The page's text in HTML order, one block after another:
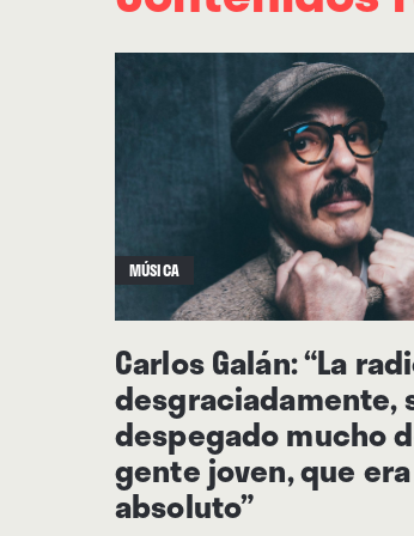
MÚSICA
Carlos Galán: “La
desgraciadamente,
despegado mucho
gente joven, que
absoluto”